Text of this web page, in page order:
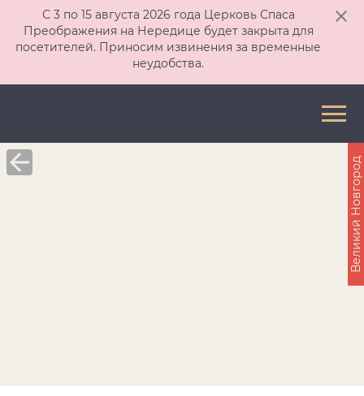
С 3 по 15 августа 2026 года Церковь Спаса
Преображения на Нередице будет закрыта для
посетителей. Приносим извинения за временные
неудобства.
Великий Новгород